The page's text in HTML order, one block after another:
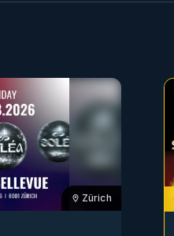
Zürich